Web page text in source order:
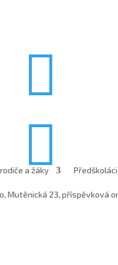


Mutěnická 23, příspěvková
a žáky Předškoláci